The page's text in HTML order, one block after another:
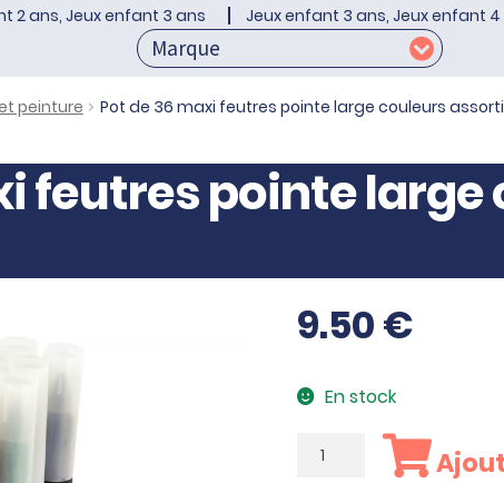
2 ans, Jeux enfant 3 ans Jeux enfant 3 ans, Jeux enfant 4
peinture Pot de 36 maxi feutres pointe large couleurs
feutres pointe large
9.50€
En stock
quantité